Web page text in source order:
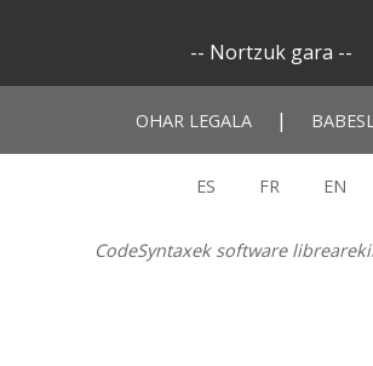
-- Nortzuk gara --
OHAR LEGALA |
ES FR EN
CodeSyntaxek software